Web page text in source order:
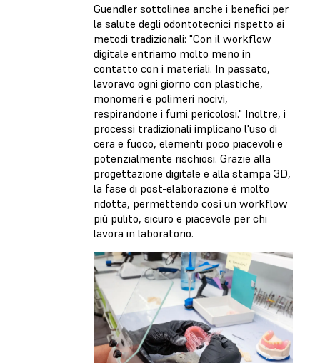
Guendler sottolinea anche i benefici per
la salute degli odontotecnici rispetto ai
metodi tradizionali: "Con il workflow
digitale entriamo molto meno in
contatto con i materiali. In passato,
lavoravo ogni giorno con plastiche,
monomeri e polimeri nocivi,
respirandone i fumi pericolosi." Inoltre, i
processi tradizionali implicano l'uso di
cera e fuoco, elementi poco piacevoli e
potenzialmente rischiosi. Grazie alla
progettazione digitale e alla stampa 3D,
la fase di post-elaborazione è molto
ridotta, permettendo così un workflow
più pulito, sicuro e piacevole per chi
lavora in laboratorio.